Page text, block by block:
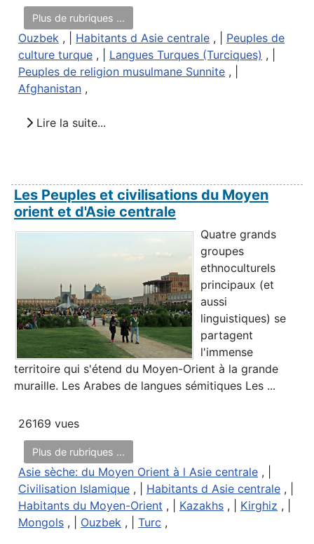
Plus de rubriques ...
Ouzbek , | Habitants d Asie centrale , | Peuples de
culture turque , | Langues Turques (Turciques) , |
Peuples de religion musulmane Sunnite , |
Afghanistan ,
Lire la suite...
Les Peuples et civilisations du Moyen
orient et d'Asie centrale
Quatre grands
groupes
ethnoculturels
principaux (et
aussi
linguistiques) se
partagent
l'immense
territoire qui s'étend du Moyen-Orient à la grande
muraille. Les Arabes de langues sémitiques Les ...
26169 vues
Plus de rubriques ...
Asie sèche: du Moyen Orient à l Asie centrale , |
Civilisation Islamique , | Habitants d Asie centrale , |
Habitants du Moyen-Orient , | Kazakhs , | Kirghiz , |
Mongols , | Ouzbek , | Turc ,